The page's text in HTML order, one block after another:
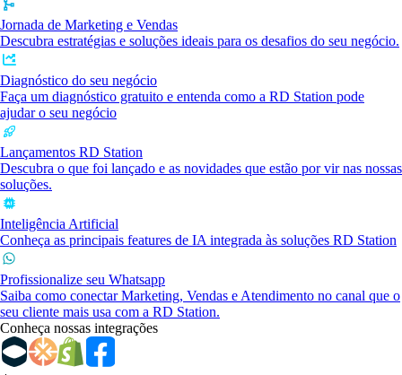
Jornada de Marketing e Vendas
Descubra estratégias e soluções ideais para os desafios do seu negócio.
Diagnóstico do seu negócio
Faça um diagnóstico gratuito e entenda como a RD Station pode
ajudar o seu negócio
Lançamentos RD Station
Descubra o que foi lançado e as novidades que estão por vir nas nossas
soluções.
Inteligência Artificial
Conheça as principais features de IA integrada às soluções RD Station
Profissionalize seu Whatsapp
Saiba como conectar Marketing, Vendas e Atendimento no canal que o
seu cliente mais usa com a RD Station.
Conheça nossas integrações